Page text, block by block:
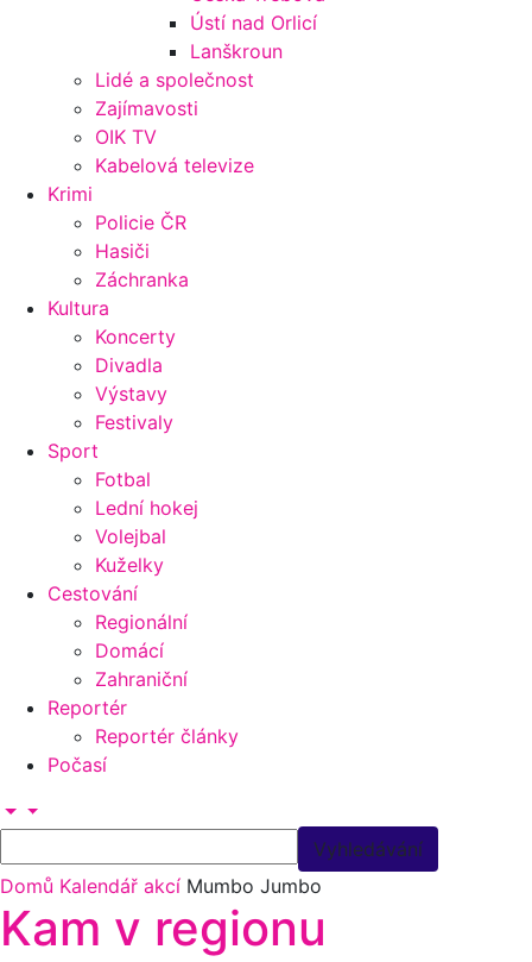
Ústí nad Orlicí
Lanškroun
Lidé a společnost
Zajímavosti
OIK TV
Kabelová televize
Krimi
Policie ČR
Hasiči
Záchranka
Kultura
Koncerty
Divadla
Výstavy
Festivaly
Sport
Fotbal
Lední hokej
Volejbal
Kuželky
Cestování
Regionální
Domácí
Zahraniční
Reportér
Reportér články
Počasí
Domů Kalendář akcí Mumbo Jumbo
Kam v regionu